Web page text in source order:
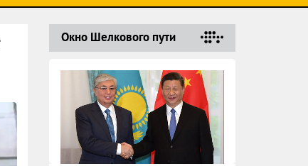
Окно Шелкового пути